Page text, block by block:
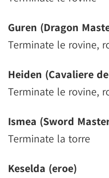
Guren (Dragon
Terminate le rovine,
Heiden (Cavaliere
Terminate le rovine,
Ismea (Sword
Terminate la torre
Keselda (eroe)